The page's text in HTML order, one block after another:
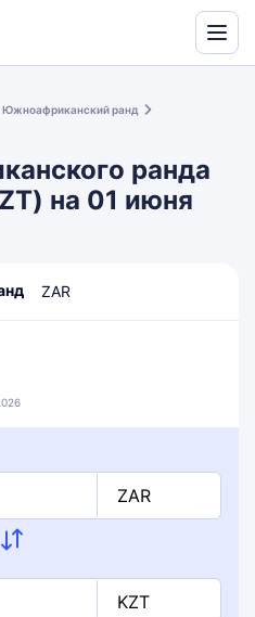
Translate
Южноафриканский ранд
ранда
на 01 июня
ZAR
ZAR
KZT